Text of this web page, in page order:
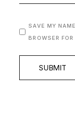
SAVE MY
BROWSER
SUBMIT